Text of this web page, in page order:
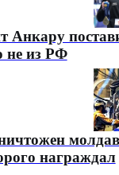
Анкару
не из РФ
награждал